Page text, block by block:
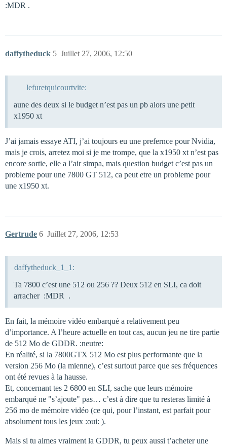
:MDR .
daffytheduck Juillet 27, 2006, 12:50
5
lefuretquicourtvite:
aune des deux si le budget n’est pas un pb alors une petit
x1950 xt
J’ai jamais essaye ATI, j’ai toujours eu une prefernce pour Nvidia,
mais je crois, arretez moi si je me trompe, que la x1950 xt n’est pas
encore sortie, elle a l’air simpa, mais question budget c’est pas un
probleme pour une 7800 GT 512, ca peut etre un probleme pour
une x1950 xt.
Gertrude Juillet 27, 2006, 12:53
6
daffytheduck_1_1:
Ta 7800 c’est une 512 ou 256 ?? Deux 512 en SLI, ca doit
arracher :MDR .
En fait, la mémoire vidéo embarqué a relativement peu
d’importance. A l’heure actuelle en tout cas, aucun jeu ne tire partie
de 512 Mo de GDDR. :neutre:
En réalité, si la 7800GTX 512 Mo est plus performante que la
version 256 Mo (la mienne), c’est surtout parce que ses fréquences
ont été revues à la hausse.
Et, concernant tes 2 6800 en SLI, sache que leurs mémoire
embarqué ne "s’ajoute" pas… c’est à dire que tu resteras limité à
256 mo de mémoire vidéo (ce qui, pour l’instant, est parfait pour
absolument tous les jeux :oui: ).
Mais si tu aimes vraiment la GDDR, tu peux aussi t’acheter une